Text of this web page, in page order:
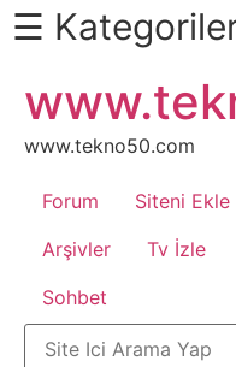
Daha
Fazlası
İçin
Kaydır
Android
Apk
☰
atla
www.tekno50.com
Forum Siteni Ekle
Arşivler
Tv İzle
Sohbet